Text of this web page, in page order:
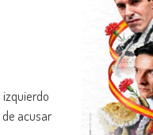
acusar